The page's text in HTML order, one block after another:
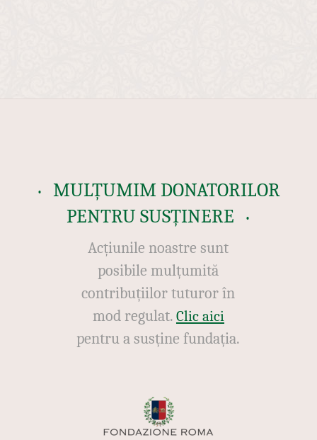
MULȚUMIM DONATORILOR
PENTRU SUSȚINERE
Acțiunile noastre sunt
posibile mulțumită
contribuțiilor tuturor în
mod regulat. Clic aici
pentru a susține fundația.